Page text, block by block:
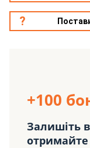
+100
Залишіть
отримайте